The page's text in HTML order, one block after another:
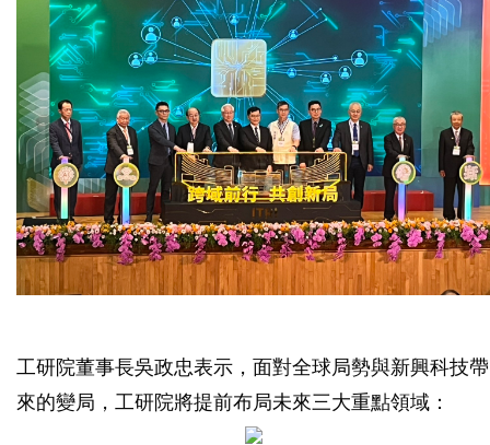
工研院董事長吳政忠表示，面對全球局勢與新興科技帶
來的變局，工研院將提前布局未來三大重點領域：